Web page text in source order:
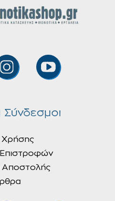
Σύνδεσμοι
Χρήσης
Επιστροφών
Αποστολής